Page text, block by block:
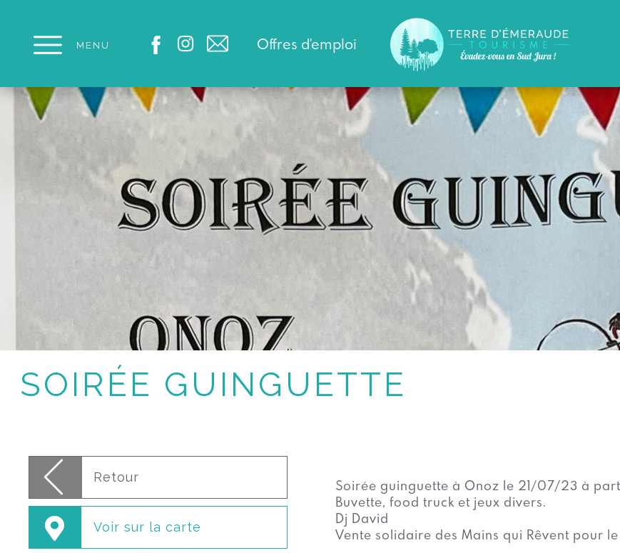
MENU Offres d'emploi
SOIRÉE GUINGUETTE
Retour
Voir sur la carte
Soirée guinguette à Onoz le 21/07/23 à
Buvette, food truck et jeux divers.
Dj David
Vente solidaire des Mains qui Rêvent pour